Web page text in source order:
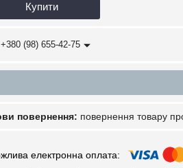
Купити
+380 (98) 655-42-75
повернення товару